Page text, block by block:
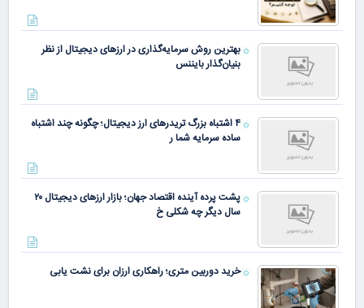
بهترین روش سرمایه‌گذاری در ارزهای دیجیتال از نظر
بنیان‌گذار بایننس
۴ اشتباه بزرگ تریدرهای ارز دیجیتال؛ چگونه چند اشتباه
ساده سرمایه شما ر
پشت پرده آینده اقتصاد جهان؛ بازار ارزهای دیجیتال ۲۰
سال دیگر چه شکلی خ
خرید دوربین متری؛ راهکاری ارزان برای نشت یابی